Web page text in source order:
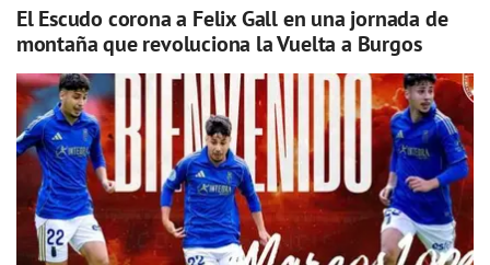
El Escudo corona a Felix Gall en una jornada de
montaña que revoluciona la Vuelta a Burgos